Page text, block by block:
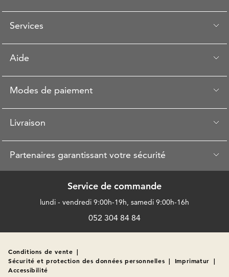
Services
Aide
Modes de paiement
Livraison
Partenaires garantissant votre sécurité
Service de commande
lundi - vendredi 9:00h-19h, samedi 9:00h-16h
052 304 84 84
Conditions de vente |
Sécurité et protection des données personnelles | Imprimatur |
Accessibilité